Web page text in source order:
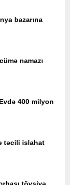
bazarına
namazı
400 milyon
təcili islahat